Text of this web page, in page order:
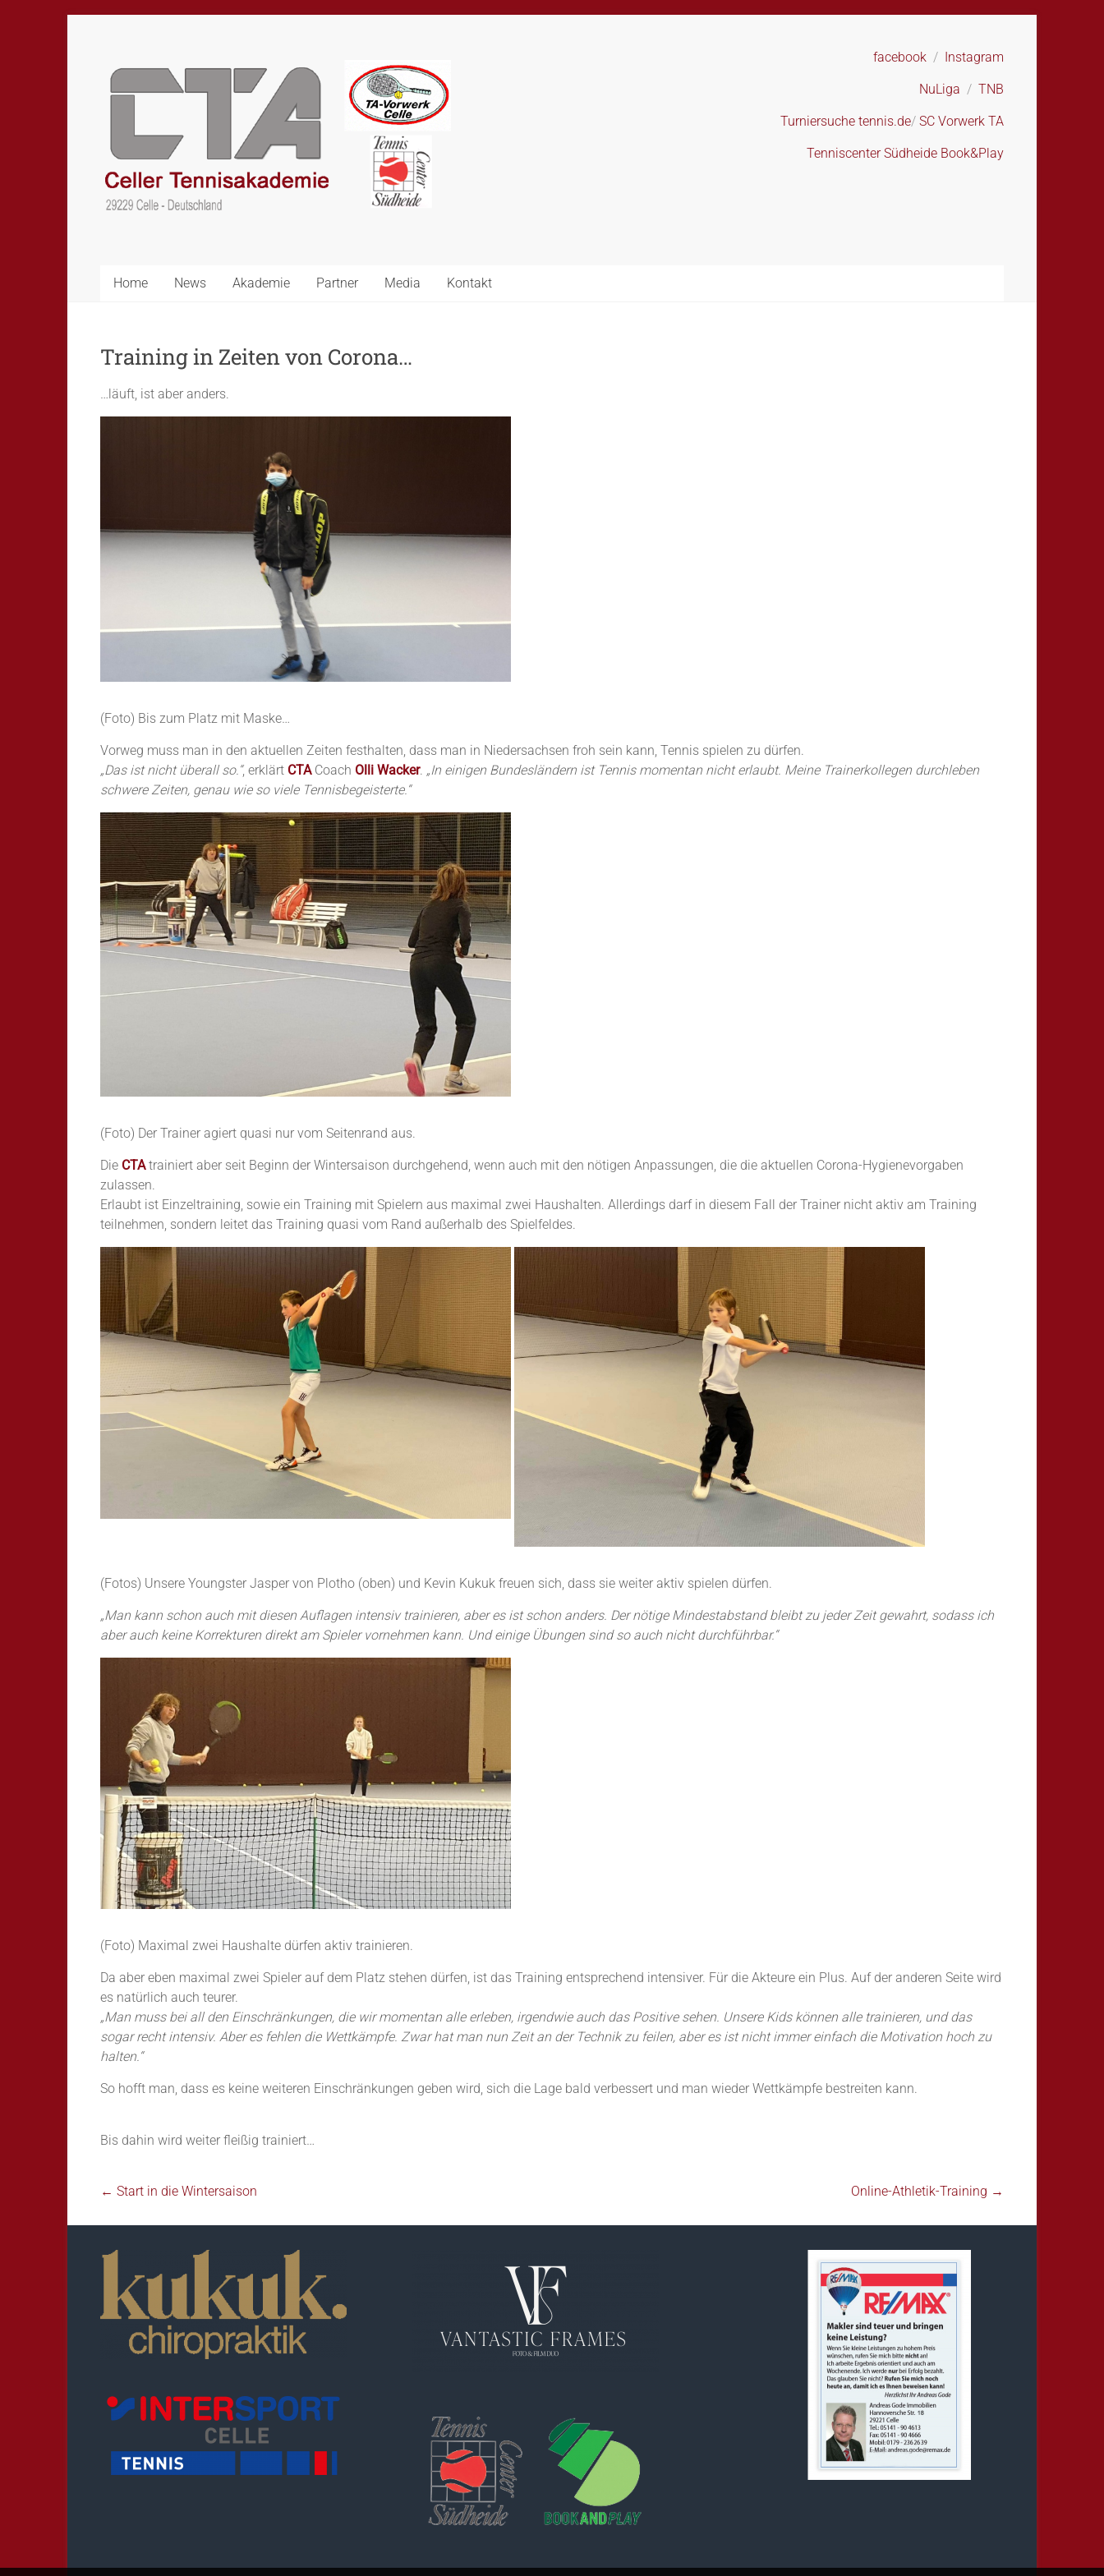
Celler
facebook / Instagram
NuLiga / TNB
Turniersuche tennis.de/ SC Vorwerk TA
Tenniscenter Südheide Book&Play
Home News Akademie Partner Media Kontakt
Training in Zeiten von Corona…
…läuft, ist aber anders.
(Foto) Bis zum Platz mit Maske…
Vorweg muss man in den aktuellen Zeiten festhalten, dass man in Niedersachsen froh sein kann, Tennis spielen zu dürfen.
„Das ist nicht überall so.“, erklärt CTACoach Olli Wacker. „In einigen Bundesländern ist Tennis momentan nicht erlaubt. Meine Trainerkollegen durchleben
schwere Zeiten, genau wie so viele Tennisbegeisterte.“
(Foto) Der Trainer agiert quasi nur vom Seitenrand aus.
Die CTAtrainiert aber seit Beginn der Wintersaison durchgehend, wenn auch mit den nötigen Anpassungen, die die aktuellen Corona-Hygienevorgaben
zulassen.
Erlaubt ist Einzeltraining, sowie ein Training mit Spielern aus maximal zwei Haushalten. Allerdings darf in diesem Fall der Trainer nicht aktiv am Training
teilnehmen, sondern leitet das Training quasi vom Rand außerhalb des Spielfeldes.
(Fotos) Unsere Youngster Jasper von Plotho (oben) und Kevin Kukuk freuen sich, dass sie weiter aktiv spielen dürfen.
„Man kann schon auch mit diesen Auflagen intensiv trainieren, aber es ist schon anders. Der nötige Mindestabstand bleibt zu jeder Zeit gewahrt, sodass ich
aber auch keine Korrekturen direkt am Spieler vornehmen kann. Und einige Übungen sind so auch nicht durchführbar.“
(Foto) Maximal zwei Haushalte dürfen aktiv trainieren.
Da aber eben maximal zwei Spieler auf dem Platz stehen dürfen, ist das Training entsprechend intensiver. Für die Akteure ein Plus. Auf der anderen Seite wird
es natürlich auch teurer.
„Man muss bei all den Einschränkungen, die wir momentan alle erleben, irgendwie auch das Positive sehen. Unsere Kids können alle trainieren, und das
sogar recht intensiv. Aber es fehlen die Wettkämpfe. Zwar hat man nun Zeit an der Technik zu feilen, aber es ist nicht immer einfach die Motivation hoch zu
halten.“
So hofft man, dass es keine weiteren Einschränkungen geben wird, sich die Lage bald verbessert und man wieder Wettkämpfe bestreiten kann.
Bis dahin wird weiter fleißig trainiert…
← Start in die Wintersaison Online-Athletik-Training →